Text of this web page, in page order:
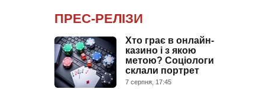
ПРЕС-РЕЛІЗИ
Хто грає в онлайн-
казино і з якою
метою? Соціологи
склали портрет
7 серпня, 17:45